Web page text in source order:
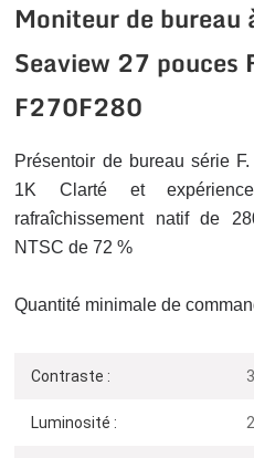
Moniteur de
Seaview 27 pouces
F270F280
Présentoir de bureau série F.
1KClarté et
rafraîchissement natif de
NTSC de 72 %
Quantité minimale de
Contraste :
Luminosité :